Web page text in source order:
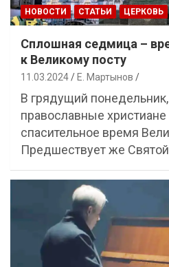
НОВОСТИ СТАТЬИ ЦЕРКОВЬ
Сплошная седмица –
к Великому посту
11.03.2024 Е. Мартынов
В грядущий
православные христиане
спасительное время
Предшествует же